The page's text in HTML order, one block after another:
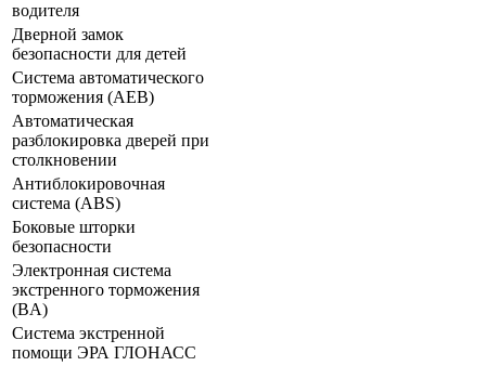
водителя
Дверной замок
безопасности для детей
Система автоматического
торможения (AEB)
Автоматическая
разблокировка дверей при
столкновении
Антиблокировочная
система (ABS)
Боковые шторки
безопасности
Электронная система
экстренного торможения
(BA)
Система экстренной
помощи ЭРА ГЛОНАСС